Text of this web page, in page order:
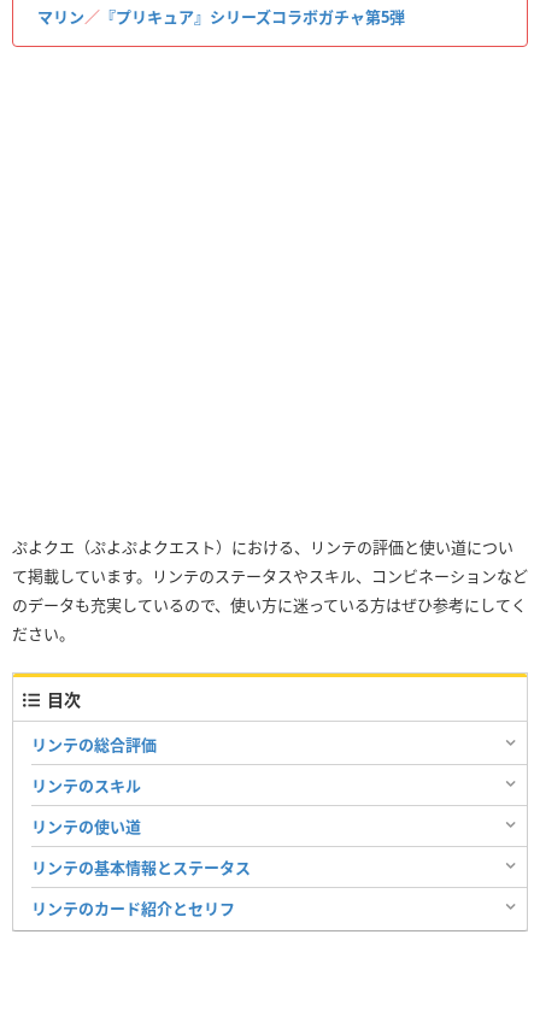
マリン／ 『プリキュア』シリーズコラボガチャ第5弾
ぷよクエ（ぷよぷよクエスト）における、リンテの評価と使い道につい
て掲載しています。リンテのステータスやスキル、コンビネーションなど
のデータも充実しているので、使い方に迷っている方はぜひ参考にしてく
ださい。
目次
リンテの総合評価
リンテのスキル
リンテの使い道
リンテの基本情報とステータス
リンテのカード紹介とセリフ